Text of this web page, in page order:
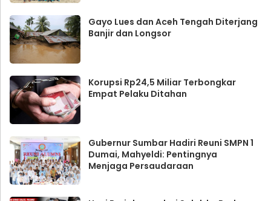
Gayo Lues dan Aceh Tengah Diterjang
Banjir dan Longsor
Korupsi Rp24,5 Miliar Terbongkar
Empat Pelaku Ditahan
Gubernur Sumbar Hadiri Reuni SMPN 1
Dumai, Mahyeldi: Pentingnya
Menjaga Persaudaraan